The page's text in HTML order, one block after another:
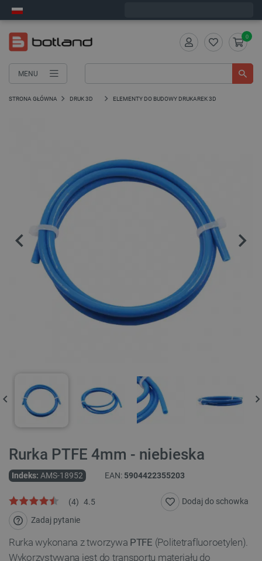
MENU
0
STRONA GŁÓWNA DRUK 3D ELEMENTY DO BUDOWY DRUKAREK 3D
Rurka PTFE 4mm - niebieska
Indeks: AMS-18952 EAN: 5904422355203
4.5
(4)
Zadaj pytanie
Dodaj do schowka
Rurka wykonana z tworzywa PTFE (Politetrafluoroetylen).
Wykorzystywana jest do transportu materiału do